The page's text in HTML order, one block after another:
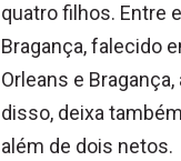
quatro filhos. Entre
Bragança, falecido
Orleans e
disso, deixa
além de dois netos.